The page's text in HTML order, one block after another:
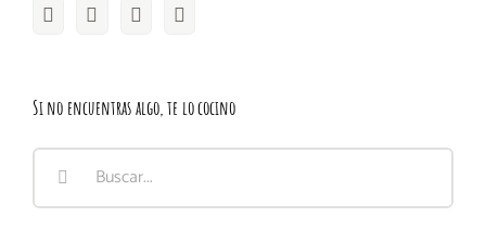
Si no encuentras algo, te lo cocino
Buscar: